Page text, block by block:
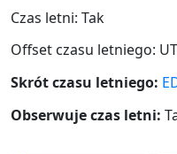
Czas letni: Tak
Offset czasu letniego:
Skrót czasu letniego:
Obserwuje czas letni: